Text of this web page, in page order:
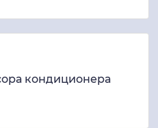
кондиционера